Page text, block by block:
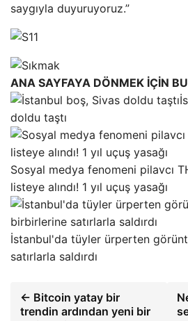
saygıyla duyuruyoruz.”
ANA SAYFAYA DÖNMEK İÇİN
doldu taştı
Sosyal medya fenomeni pilavcı
listeye alındı! 1 yıl uçuş yasağı
İstanbul'da tüyler ürperten
satırlarla saldırdı
← Bitcoin yatay bir
trendin ardından yeni bir